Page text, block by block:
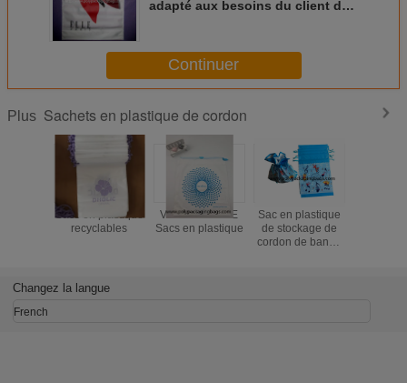
adapté aux besoins du client de
Continuer
Plus Sachets en plastique de cordon
Sacs en plastique
recyclables
Vêtements CPE
Sacs en plastique
Sac en plastique
de stockage de
cordon de bande
Changez la langue
French